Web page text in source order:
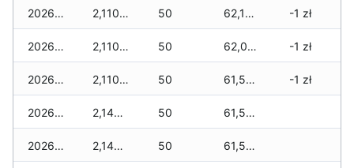
2026-04-14 2,110 zł 50 62,190 zł -1 zł
2026-04-13 2,110 zł 50 62,020 zł -1 zł
2026-04-12 2,110 zł 50 61,520 zł -1 zł
2026-04-11 2,140 zł 50 61,500 zł
2026-04-10 2,140 zł 50 61,500 zł